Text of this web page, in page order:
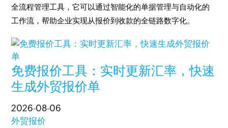
全流程管理工具，它可以通过智能化的单据管理与自动化的
工作流，帮助企业实现从报价到收款的全链路数字化。
免费报价工具：实时更新汇率，快速
生成外贸报价单
2026-08-06
外贸报价